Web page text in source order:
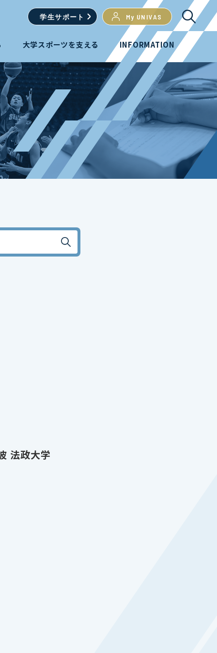
学生サポート My UNIVAS
大学スポーツを支える INFORMATION
法政大学